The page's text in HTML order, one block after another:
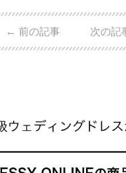
日本で人気のブランドまで幅
・愛用している芸能人夫婦 ・
← 前の記事 次の記